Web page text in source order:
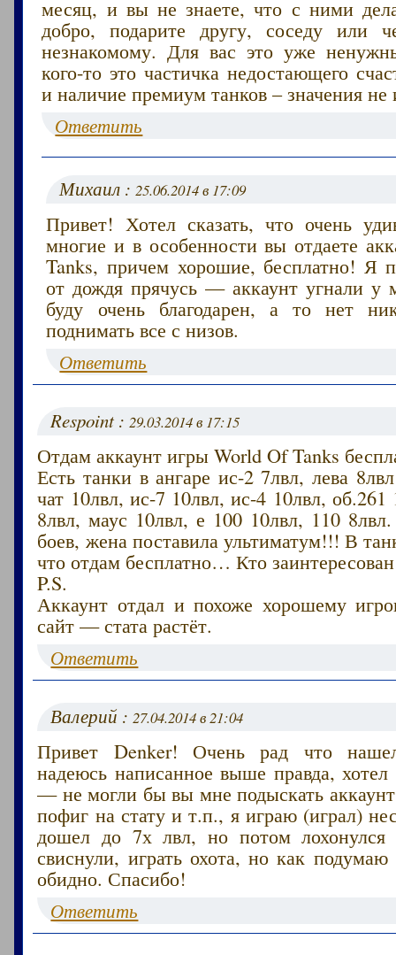
месяц, и вы не знаете, что с ними
добро, подарите другу, соседу или
незнакомому. Для вас это уже
кого-то это частичка недостающего
и наличие премиум танков – значения не
Ответить
Михаил :25.06.2014 в 17:09
Привет! Хотел сказать, что очень
многие и в особенности вы отдаете
Tanks, причем хорошие, бесплатно! Я
от дождя прячусь — аккаунт угнали у
буду очень благодарен, а то нет
поднимать все с низов.
Ответить
Respoint :29.03.2014 в 17:15
Отдам аккаунт игры World Of Tanks
Есть танки в ангаре ис-2 7лвл, лева
чат 10лвл, ис-7 10лвл, ис-4 10лвл,
8лвл, маус 10лвл, е 100 10лвл, 110
боев, жена поставила ультиматум!!! В
что отдам бесплатно… Кто
P.S.
Аккаунт отдал и похоже хорошему
сайт — стата растёт.
Ответить
Валерий :27.04.2014 в 21:04
Привет Denker! Очень рад что
надеюсь написанное выше правда,
— не могли бы вы мне подыскать
пофиг на стату и т.п., я играю (играл)
дошел до 7х лвл, но потом
свиснули, играть охота, но как подумаю
обидно. Спасибо!
Ответить